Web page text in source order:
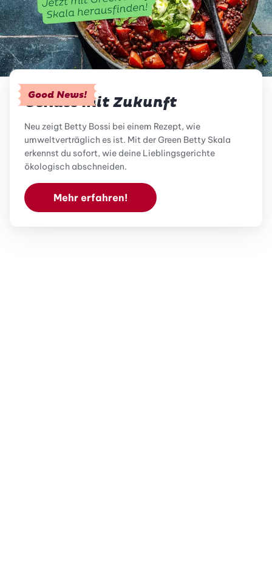
Good News!
Genuss mit Zukunft
Neu zeigt Betty Bossi bei einem Rezept, wie
umweltverträglich es ist. Mit der Green Betty Skala
erkennst du sofort, wie deine Lieblingsgerichte
ökologisch abschneiden.
Mehr erfahren!